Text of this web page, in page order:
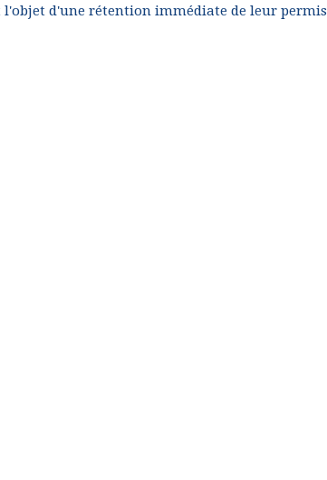
l'objet d'une rétention immédiate de leur permis